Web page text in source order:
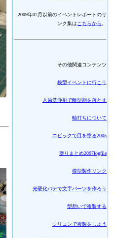
2009年07月以前のイベントレポートのリ
ンク集は こちらから
その他関連コンテンツ
模型イベントに行こう
入歯洗浄剤で離型剤を落とす
軸打ちについて
コピックで目を塗る2005
塗りまとめ2007logfile
模型製作リンク
光硬化パテで文字パーツを作ろう
型想いで複製する
シリコンで複製をしよう